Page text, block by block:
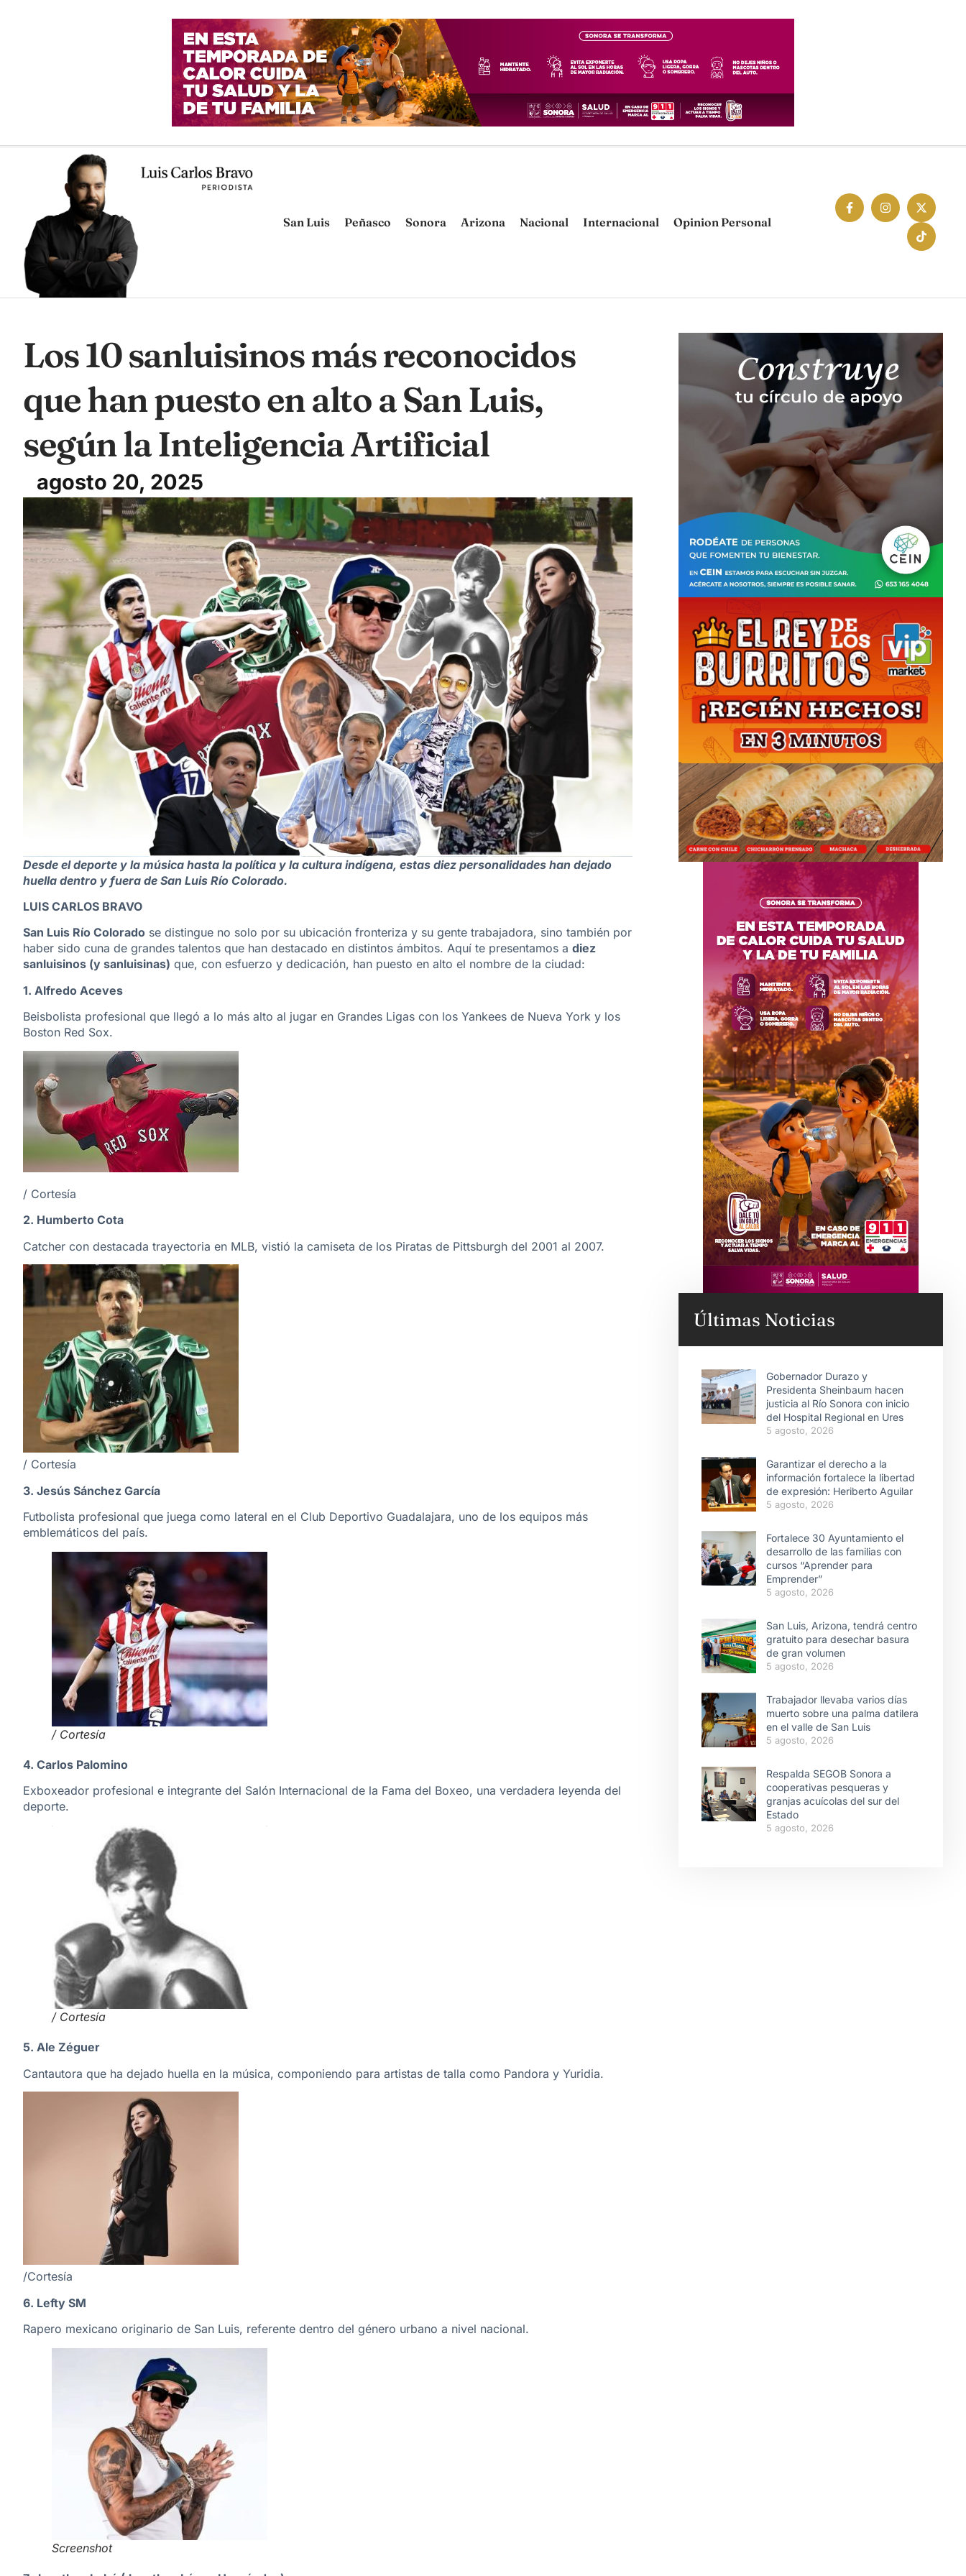
San Luis Peñasco Sonora Arizona Nacional Internacional Opinion Personal
Los 10 sanluisinos más reconocidos
que han puesto en alto a San Luis,
según la Inteligencia Artificial
agosto 20, 2025
Desde el deporte y la música hasta la política y la cultura indígena, estas diez personalidades han dejado
huella dentro y fuera de San Luis Río Colorado.
LUIS CARLOS BRAVO
San Luis Río Colorado se distingue no solo por su ubicación fronteriza y su gente trabajadora, sino también por
haber sido cuna de grandes talentos que han destacado en distintos ámbitos. Aquí te presentamos a diez
sanluisinos (y sanluisinas) que, con esfuerzo y dedicación, han puesto en alto el nombre de la ciudad:
1. Alfredo Aceves
Beisbolista profesional que llegó a lo más alto al jugar en Grandes Ligas con los Yankees de Nueva York y los
Boston Red Sox.
/ Cortesía
2. Humberto Cota
Catcher con destacada trayectoria en MLB, vistió la camiseta de los Piratas de Pittsburgh del 2001 al 2007.
/ Cortesía
3. Jesús Sánchez García
Futbolista profesional que juega como lateral en el Club Deportivo Guadalajara, uno de los equipos más
emblemáticos del país.
/ Cortesía
4. Carlos Palomino
Exboxeador profesional e integrante del Salón Internacional de la Fama del Boxeo, una verdadera leyenda del
deporte.
/ Cortesía
5. Ale Zéguer
Cantautora que ha dejado huella en la música, componiendo para artistas de talla como Pandora y Yuridia.
/Cortesía
6. Lefty SM
Rapero mexicano originario de San Luis, referente dentro del género urbano a nivel nacional.
Screenshot
Últimas Noticias
Gobernador Durazo y
Presidenta Sheinbaum hacen
justicia al Río Sonora con inicio
del Hospital Regional en Ures
5 agosto, 2026
Garantizar el derecho a la
información fortalece la libertad
de expresión: Heriberto Aguilar
5 agosto, 2026
Fortalece 30 Ayuntamiento el
desarrollo de las familias con
cursos “Aprender para
Emprender”
5 agosto, 2026
San Luis, Arizona, tendrá centro
gratuito para desechar basura
de gran volumen
5 agosto, 2026
Trabajador llevaba varios días
muerto sobre una palma datilera
en el valle de San Luis
5 agosto, 2026
Respalda SEGOB Sonora a
cooperativas pesqueras y
granjas acuícolas del sur del
Estado
5 agosto, 2026